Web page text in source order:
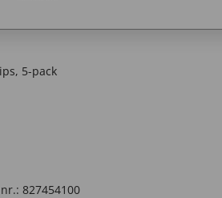
5-pack
827454100